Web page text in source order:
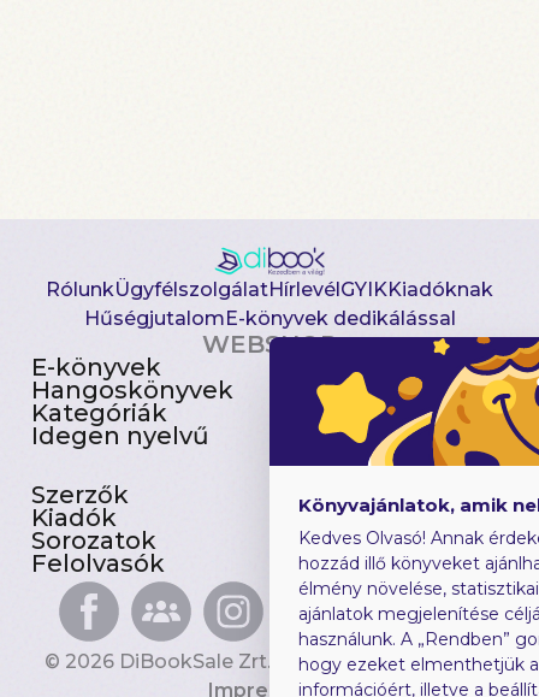
RólunkÜgyfélszolgálatHírlevélGYIKKiadóknak
HűségjutalomE-könyvek dedikálással
WEBSHOP
E-könyvek
Hangoskönyvek
Kategóriák
Idegen nyelvű
Csomagajánlatok
Akciósak
Előjegyezhetők
Újdonságok
Szerzők
Kiadók
Sorozatok
Felolvasók
Gyerekkönyvek
Heti toplista
Ajándékutalvány
Blog
© 2026 DiBookSale Zrt. Minden jog fenntartva.
Impresszum
Könyvajánlatok, amik
Kedves Olvasó! Annak
hozzád illő könyveket
élmény növelése,
ajánlatok megjelenítése
használunk. A „Rendben”
hogy ezeket elmenthetjük
információért, illetve a